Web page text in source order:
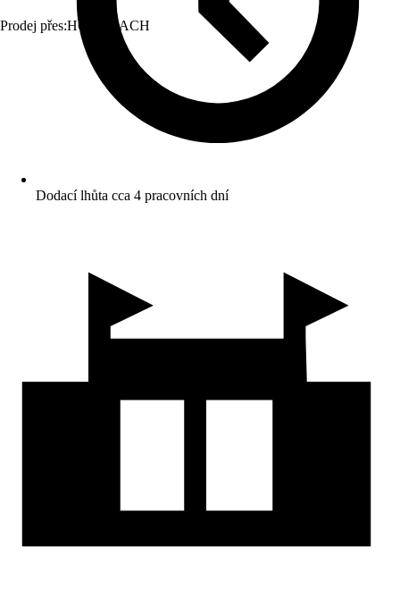
Prodej přes:HORNBACH
Dodací lhůta cca 4 pracovních dní